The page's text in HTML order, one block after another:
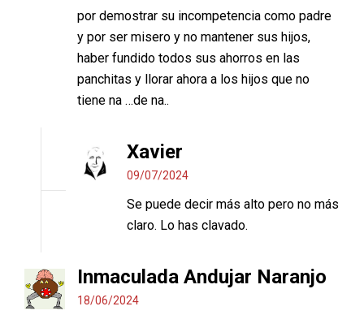
por demostrar su incompetencia como padre
y por ser misero y no mantener sus hijos,
haber fundido todos sus ahorros en las
panchitas y llorar ahora a los hijos que no
tiene na …de na..
Xavier
09/07/2024
Se puede decir más alto pero no más
claro. Lo has clavado.
Inmaculada Andujar Naranjo
18/06/2024